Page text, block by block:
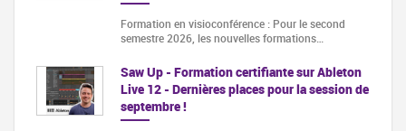
Formation en visioconférence : Pour le second
semestre 2026, les nouvelles formations…
Saw Up - Formation certifiante sur Ableton
Live 12 - Dernières places pour la session de
septembre !